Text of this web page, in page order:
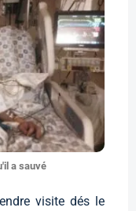
a sauvé
visite dés le